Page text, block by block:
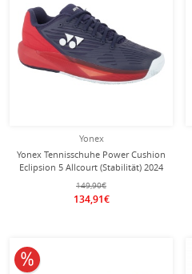
Yonex
Yonex Tennisschuhe Power Cushion
Eclipsion 5 Allcourt (Stabilität) 2024
navyblau/rot Herren
149,90€
134,91€
10% reduziert